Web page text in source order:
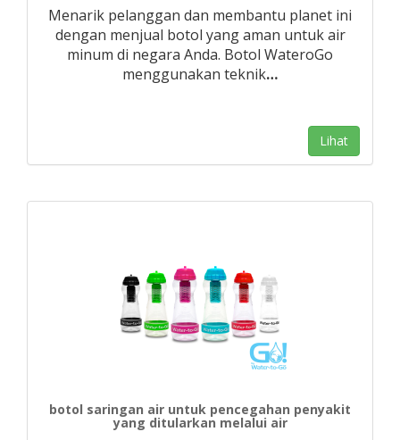
Menarik pelanggan dan membantu planet ini
dengan menjual botol yang aman untuk air
minum di negara Anda. Botol WateroGo
menggunakan teknik…
Lihat
botol saringan air untuk pencegahan penyakit
yang ditularkan melalui air